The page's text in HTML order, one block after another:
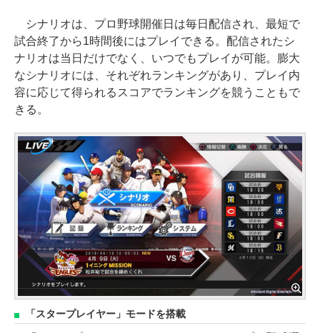
シナリオは、プロ野球開催日は毎日配信され、最短で
試合終了から1時間後にはプレイできる。配信されたシ
ナリオは当日だけでなく、いつでもプレイが可能。膨大
なシナリオには、それぞれランキングがあり、プレイ内
容に応じて得られるスコアでランキングを競うこともで
きる。
「スタープレイヤー」モードを搭載